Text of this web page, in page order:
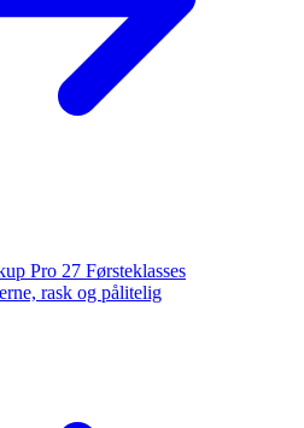
Pro 27 Førsteklasses
rask og pålitelig